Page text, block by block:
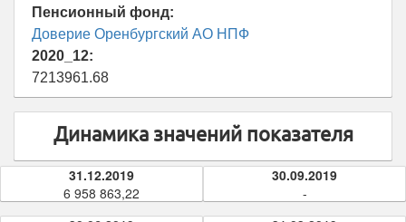
Пенсионный фонд:
Доверие Оренбургский АО НПФ
2020_12:
7213961.68
Динамика значений показателя
31.12.2019
6 958 863,22
30.09.2019
-